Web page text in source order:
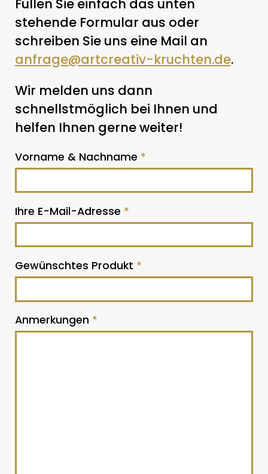
Füllen Sie einfach das unten
stehende Formular aus oder
schreiben Sie uns eine Mail an
anfrage@artcreativ-kruchten.de.
Wir melden uns dann
schnellstmöglich bei Ihnen und
helfen Ihnen gerne weiter!
Vorname & Nachname *
Ihre E-Mail-Adresse *
Gewünschtes Produkt *
Anmerkungen *